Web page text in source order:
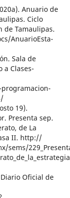
Anuario de
Ciclo
de Tamaulipas.
AnuarioEsta-
Sala de
a Clases-
19).
Presenta sep.
de La
II. http://
Oficial de